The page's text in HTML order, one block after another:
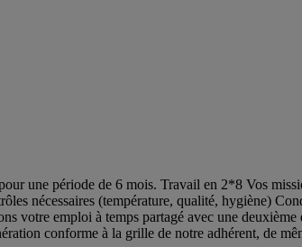
une période de 6 mois. Travail en 2*8 Vos
nécessaires (température, qualité, hygiène)
votre emploi à temps partagé avec une
conforme à la grille de notre adhérent, de